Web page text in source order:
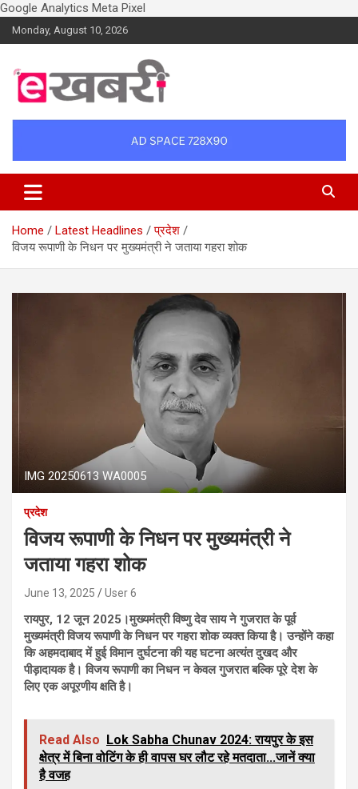
Google Analytics Meta Pixel
Skip
to
Monday, August 10, 2026
Ekhabri.com
Home Latest Headlines
प्रदेश
विजय रूपाणी के निधन पर मुख्यमंत्री ने जताया गहरा शोक
IMG 20250613 WA0005
प्रदेश
विजय रूपाणी के निधन पर मुख्यमंत्री ने
जताया गहरा शोक
June 13, 2025 User 6
रायपुर, 12 जून 2025।मुख्यमंत्री विष्णु देव साय ने गुजरात के पूर्व
मुख्यमंत्री विजय रूपाणी के निधन पर गहरा शोक व्यक्त किया है। उन्होंने कहा
कि अहमदाबाद में हुई विमान दुर्घटना की यह घटना अत्यंत दुखद और
पीड़ादायक है। विजय रूपाणी का निधन न केवल गुजरात बल्कि पूरे देश के
लिए एक अपूरणीय क्षति है।
Read Also
Lok Sabha Chunav 2024: रायपुर के इस
क्षेत्र में बिना वोटिंग के ही वापस घर लौट रहे मतदाता...जानें क्या
है वजह